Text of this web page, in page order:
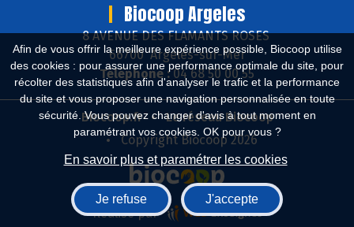
Afin de vous offrir la meilleure expérience possible, Biocoop utilise
des cookies : pour assurer une performance optimale du site, pour
récolter des statistiques afin d'analyser le trafic et la performance
du site et vous proposer une navigation personnalisée en toute
sécurité. Vous pouvez changer d'avis à tout moment en
paramétrant vos cookies. OK pour vous ?
En savoir plus et paramétrer les cookies
Je refuse J'accepte
Biocoop Argeles
8 AVENUE DES FLAMANTS ROSES
66700 Argelès-sur-Mer
Téléphone :04 68 50 00 55
Biocoop.fr
Le réseau Biocoop
Copyright Biocoop 2026
Réalisé par